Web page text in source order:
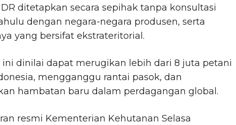
ditetapkan secara sepihak tanpa konsultasi
dengan negara-negara produsen, serta
yang bersifat ekstrateritorial.
ini dinilai dapat merugikan lebih dari 8 juta petani
mengganggu rantai pasok, dan
hambatan baru dalam perdagangan global.
resmi Kementerian Kehutanan Selasa